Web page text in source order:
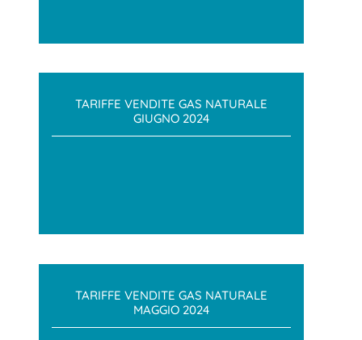
TARIFFE VENDITE GAS NATURALE
GIUGNO 2024
TARIFFE VENDITE GAS NATURALE
MAGGIO 2024